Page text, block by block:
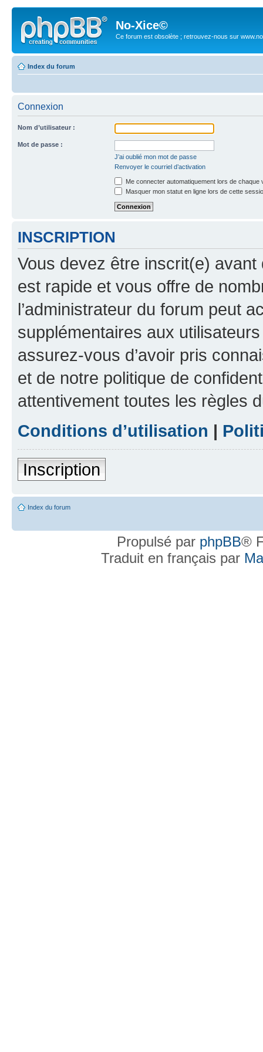
No-Xice©
Ce forum est obsolète ; retrouvez-nous sur
Index du forum
Connexion
Nom d’utilisateur :
Mot de passe :
J’ai oublié mon mot de passe
Renvoyer le courriel d’activation
Me connecter automatiquement lors de chaque
Masquer mon statut en ligne lors de cette
INSCRIPTION
Vous devez être inscrit(e) avant
est rapide et vous offre de
l’administrateur du forum peut
supplémentaires aux
assurez-vous d’avoir pris
et de notre politique de
attentivement toutes les règles
Conditions d’utilisation |
Inscription
Index du forum
Propulsé par phpBB®
Traduit en français par